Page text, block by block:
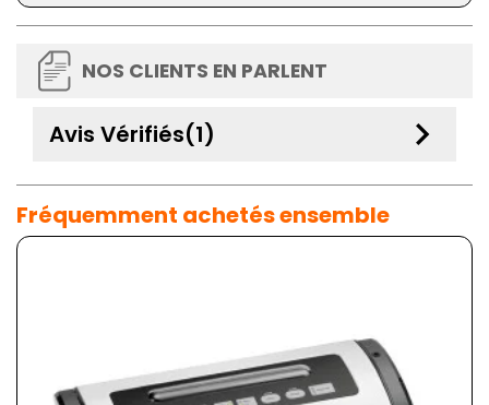
NOS CLIENTS EN PARLENT
Avis Vérifiés(1) keyboard_arrow_down
Fréquemment achetés ensemble